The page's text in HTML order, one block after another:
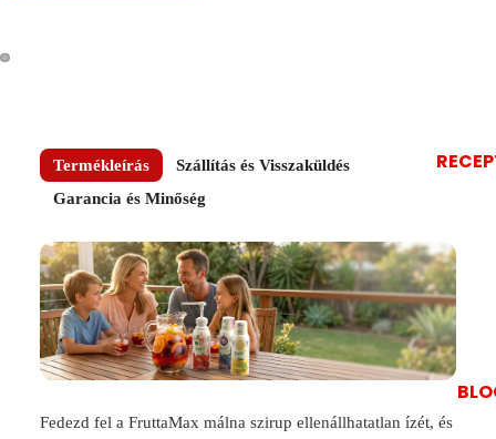
Termékleírás
Szállítás és Visszaküldés
Garancia és Minőség
Fedezd fel a FruttaMax málna szirup ellenállhatatlan ízét, és